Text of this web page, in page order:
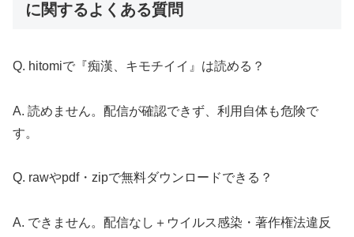
に関するよくある質問
Q. hitomiで『痴漢、キモチイイ』は読める？
A. 読めません。配信が確認できず、利用自体も危険で
す。
Q. rawやpdf・zipで無料ダウンロードできる？
A. できません。配信なし＋ウイルス感染・著作権法違反